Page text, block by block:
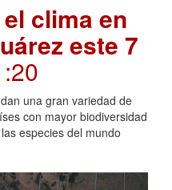
clima en
este 7
una gran variedad de
con mayor biodiversidad
especies del mundo